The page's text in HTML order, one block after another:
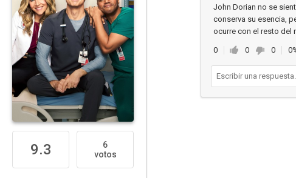
9.3
6
votos
John Dorian no se
conserva su esencia,
ocurre con el resto del
0 0 0